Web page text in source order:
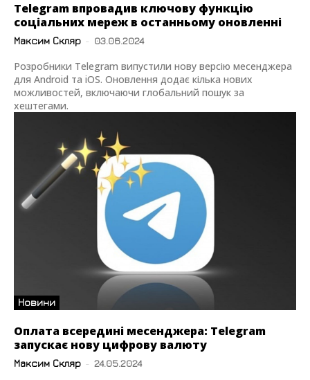
Telegram впровадив ключову функцію
соціальних мереж в останньому оновленні
Максим Скляр - 03.06.2024
Розробники Telegram випустили нову версію месенджера
для Android та iOS. Оновлення додає кілька нових
можливостей, включаючи глобальний пошук за
хештегами.
Новини
Оплата всередині месенджера: Telegram
запускає нову цифрову валюту
Максим Скляр - 24.05.2024